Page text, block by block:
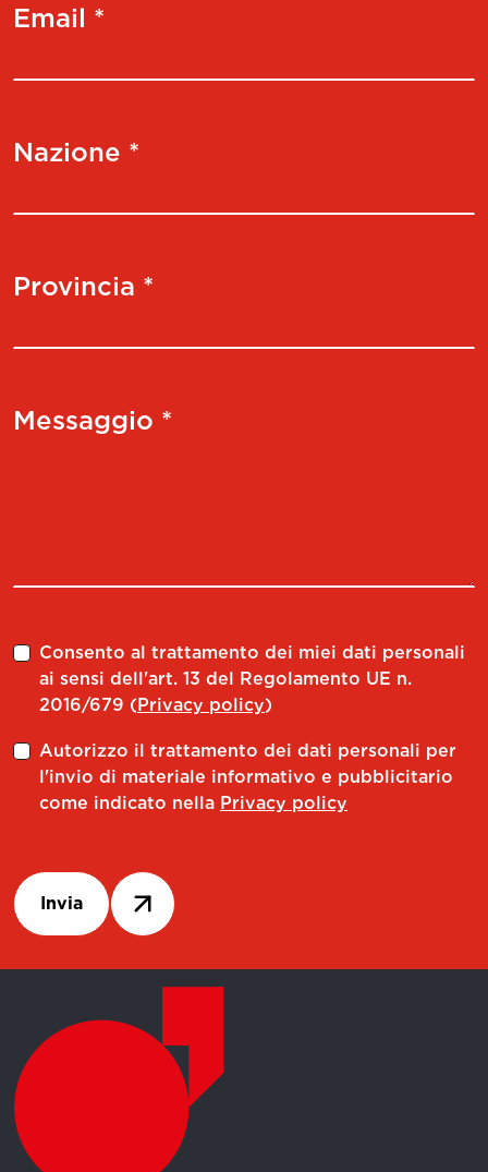
Email *
Nazione *
Provincia *
Messaggio *
Consento al trattamento dei miei dati personali
ai sensi dell'art. 13 del Regolamento UE n.
2016/679 (Privacy policy)
Autorizzo il trattamento dei dati personali per
l'invio di materiale informativo e pubblicitario
come indicato nella Privacy policy
Invia